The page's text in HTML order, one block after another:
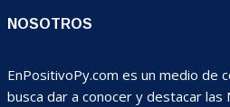
NOSOTROS
EnPositivoPy.com es un medio de
busca dar a conocer y destacar las